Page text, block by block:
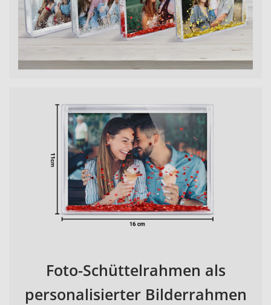
Foto-Schüttelrahmen als
personalisierter Bilderrahmen